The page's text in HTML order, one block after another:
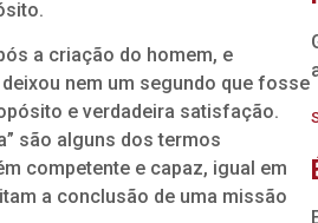
a criação do homem, e
nem um segundo que fosse
e verdadeira satisfação.
são alguns dos termos
competente e capaz, igual em
a conclusão de uma missão